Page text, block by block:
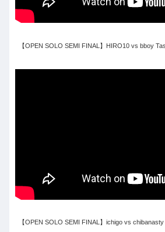
【OPEN SOLO SEMI FINAL】HIRO10 vs bboy
【OPEN SOLO SEMI FINAL】ichigo vs chibanasty